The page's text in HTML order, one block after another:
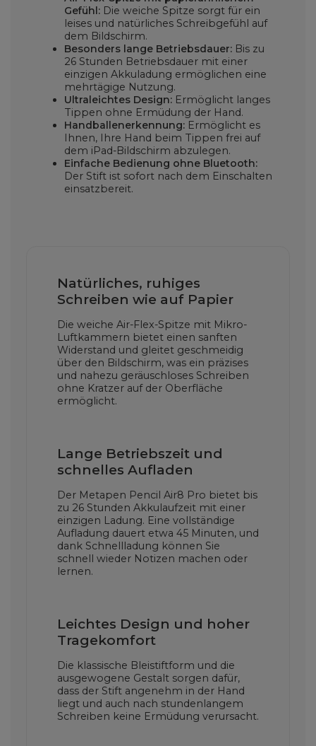
Gefühl: Die weiche Spitze sorgt für ein
leises und natürliches Schreibgefühl auf
dem Bildschirm.
Besonders lange Betriebsdauer: Bis zu
26 Stunden Betriebsdauer mit einer
einzigen Akkuladung ermöglichen eine
mehrtägige Nutzung.
Ultraleichtes Design: Ermöglicht langes
Tippen ohne Ermüdung der Hand.
Handballenerkennung: Ermöglicht es
Ihnen, Ihre Hand beim Tippen frei auf
dem iPad-Bildschirm abzulegen.
Einfache Bedienung ohne Bluetooth:
Der Stift ist sofort nach dem Einschalten
einsatzbereit.
Natürliches, ruhiges
Schreiben wie auf Papier
Die weiche Air-Flex-Spitze mit Mikro-
Luftkammern bietet einen sanften
Widerstand und gleitet geschmeidig
über den Bildschirm, was ein präzises
und nahezu geräuschloses Schreiben
ohne Kratzer auf der Oberfläche
ermöglicht.
Lange Betriebszeit und
schnelles Aufladen
Der Metapen Pencil Air8 Pro bietet bis
zu 26 Stunden Akkulaufzeit mit einer
einzigen Ladung. Eine vollständige
Aufladung dauert etwa 45 Minuten, und
dank Schnellladung können Sie
schnell wieder Notizen machen oder
lernen.
Leichtes Design und hoher
Tragekomfort
Die klassische Bleistiftform und die
ausgewogene Gestalt sorgen dafür,
dass der Stift angenehm in der Hand
liegt und auch nach stundenlangem
Schreiben keine Ermüdung verursacht.